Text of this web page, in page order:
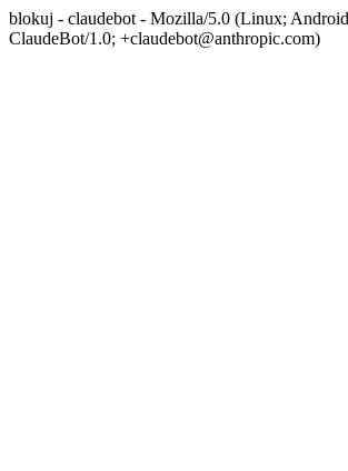
blokuj - claudebot - Mozilla/5.0 (Linux;
ClaudeBot/1.0; +claudebot@anthropic.com)